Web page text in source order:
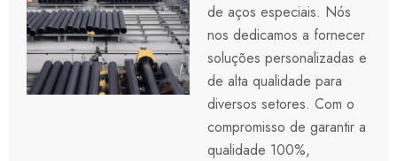
de aços especiais. Nós
nos dedicamos a fornecer
soluções personalizadas e
de alta qualidade para
diversos setores. Com o
compromisso de garantir a
qualidade 100%,